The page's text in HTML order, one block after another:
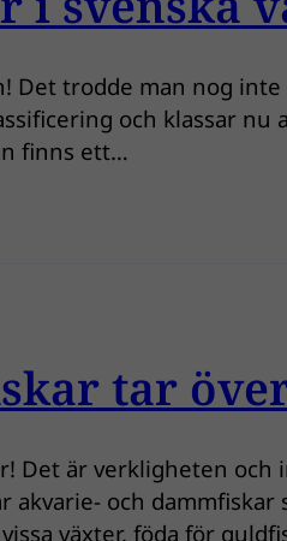
Det trodde man nog
och klassar
finns ett…
tar
Det är verkligheten
akvarie- och
växter, föda för